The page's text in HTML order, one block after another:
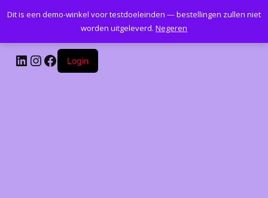
Kantoormeubelenplus.com
LinkedIn
Instagram
Facebook
Login
Dit is een demo-winkel voor testdoeleinden — bestellingen zullen niet
worden uitgeleverd. Negeren